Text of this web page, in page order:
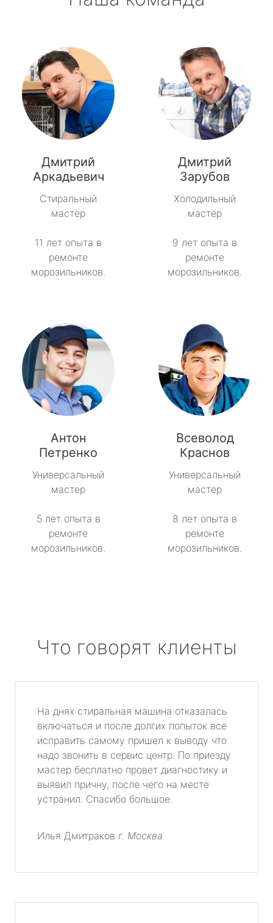
Дмитрий
Аркадьевич
Стиральный
мастер
11 лет опыта в
ремонте
морозильников.
Дмитрий
Зарубов
Холодильный
мастер
9 лет опыта в
ремонте
морозильников.
Антон
Петренко
Универсальный
мастер
5 лет опыта в
ремонте
морозильников.
Всеволод
Краснов
Универсальный
мастер
8 лет опыта в
ремонте
морозильников.
Что говорят клиенты
На днях стиральная машина отказалась
включаться и после долгих попыток все
исправить самому пришел к выводу что
надо звонить в сервис центр. По приезду
мастер бесплатно провет диагностику и
выявил причну, после чего на месте
устранил. Спасибо большое.
Илья Дмитраков г. Москва